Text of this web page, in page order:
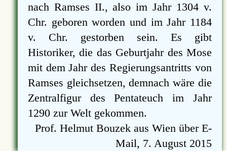
nach Ramses II., also im Jahr 1304 v.
Chr. geboren worden und im Jahr 1184
v. Chr. gestorben sein. Es gibt
Historiker, die das Geburtjahr des Mose
mit dem Jahr des Regierungsantritts von
Ramses gleichsetzen, demnach wäre die
Zentralfigur des Pentateuch im Jahr
1290 zur Welt gekommen.
Prof. Helmut Bouzek aus Wien über E-
Mail, 7. August 2015